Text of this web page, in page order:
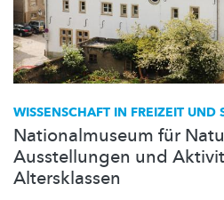
WISSENSCHAFT IN FREIZEIT UND
Nationalmuseum für
Ausstellungen und
Altersklassen